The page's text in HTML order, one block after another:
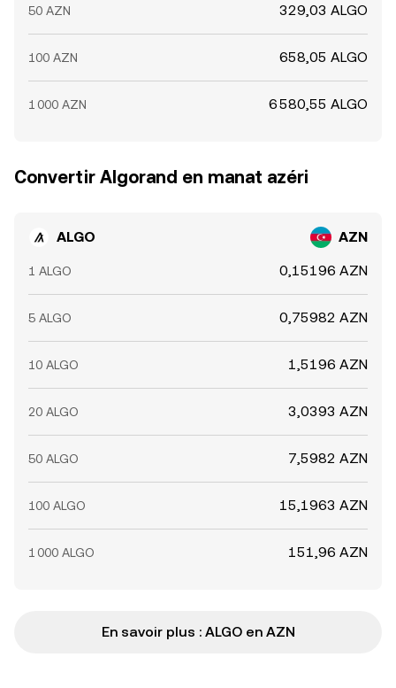
50 AZN 329,03 ALGO
100 AZN 658,05 ALGO
1 000 AZN 6 580,55 ALGO
Convertir Algorand en manat azéri
ALGO AZN
1 ALGO 0,15196 AZN
5 ALGO 0,75982 AZN
10 ALGO 1,5196 AZN
20 ALGO 3,0393 AZN
50 ALGO 7,5982 AZN
100 ALGO 15,1963 AZN
1 000 ALGO 151,96 AZN
En savoir plus : ALGO en AZN